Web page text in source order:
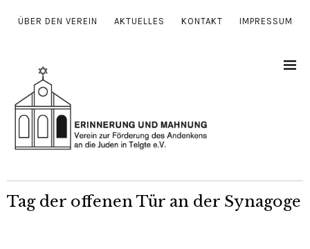
ÜBER DEN VEREIN AKTUELLES KONTAKT IMPRESSUM
Tag der offenen Tür an der Synagoge